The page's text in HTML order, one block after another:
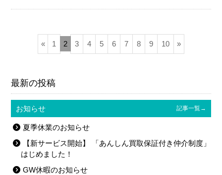
« 1 2 3 4 5 6 7 8 9 10 »
最新の投稿
お知らせ 記事一覧→
夏季休業のお知らせ
【新サービス開始】 「あんしん買取保証付き仲介制度」
はじめました！
GW休暇のお知らせ